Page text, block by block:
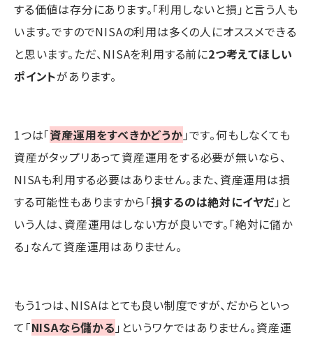
する価値は存分にあります。「利用しないと損」と言う人も
います。ですのでNISAの利用は多くの人にオススメできる
と思います。ただ、NISAを利用する前に2つ考えてほしい
ポイントがあります。
1つは「資産運用をすべきかどうか 」です。何もしなくても
資産がタップリあって資産運用をする必要が無いなら、
NISAも利用する必要はありません。また、資産運用は損
する可能性もありますから「損するのは絶対にイヤだ」と
いう人は、資産運用はしない方が良いです。「絶対に儲か
る」なんて資産運用はありません。
もう1つは、NISAはとても良い制度ですが、だからといっ
て「NISAなら儲かる 」というワケではありません。資産運